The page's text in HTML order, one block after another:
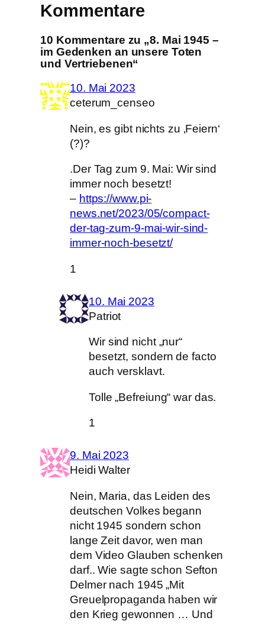
Kommentare
10 Kommentare zu „8. Mai 1945 –
im Gedenken an unsere Toten
und Vertriebenen“
10. Mai 2023
ceterum_censeo
Nein, es gibt nichts zu ‚Feiern‘
(?)?
.Der Tag zum 9. Mai: Wir sind
immer noch besetzt!
– https://www.pi-
news.net/2023/05/compact-
der-tag-zum-9-mai-wir-sind-
immer-noch-besetzt/
1
10. Mai 2023
Patriot
Wir sind nicht „nur“
besetzt, sondern de facto
auch versklavt.
Tolle „Befreiung“ war das.
1
9. Mai 2023
Heidi Walter
Nein, Maria, das Leiden des
deutschen Volkes begann
nicht 1945 sondern schon
lange Zeit davor, wen man
dem Video Glauben schenken
darf.. Wie sagte schon Sefton
Delmer nach 1945 „Mit
Greuelpropaganda haben wir
den Krieg gewonnen … Und